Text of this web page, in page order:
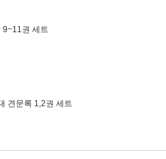
9~11권 세트
견문록 1,2권 세트